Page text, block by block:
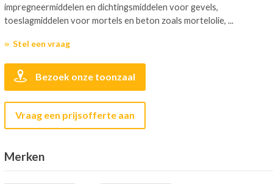
impregneermiddelen en dichtingsmiddelen voor gevels,
toeslagmiddelen voor mortels en beton zoals mortelolie, ...
Stel een vraag
Bezoek onze toonzaal
Vraag een prijsofferte aan
Merken